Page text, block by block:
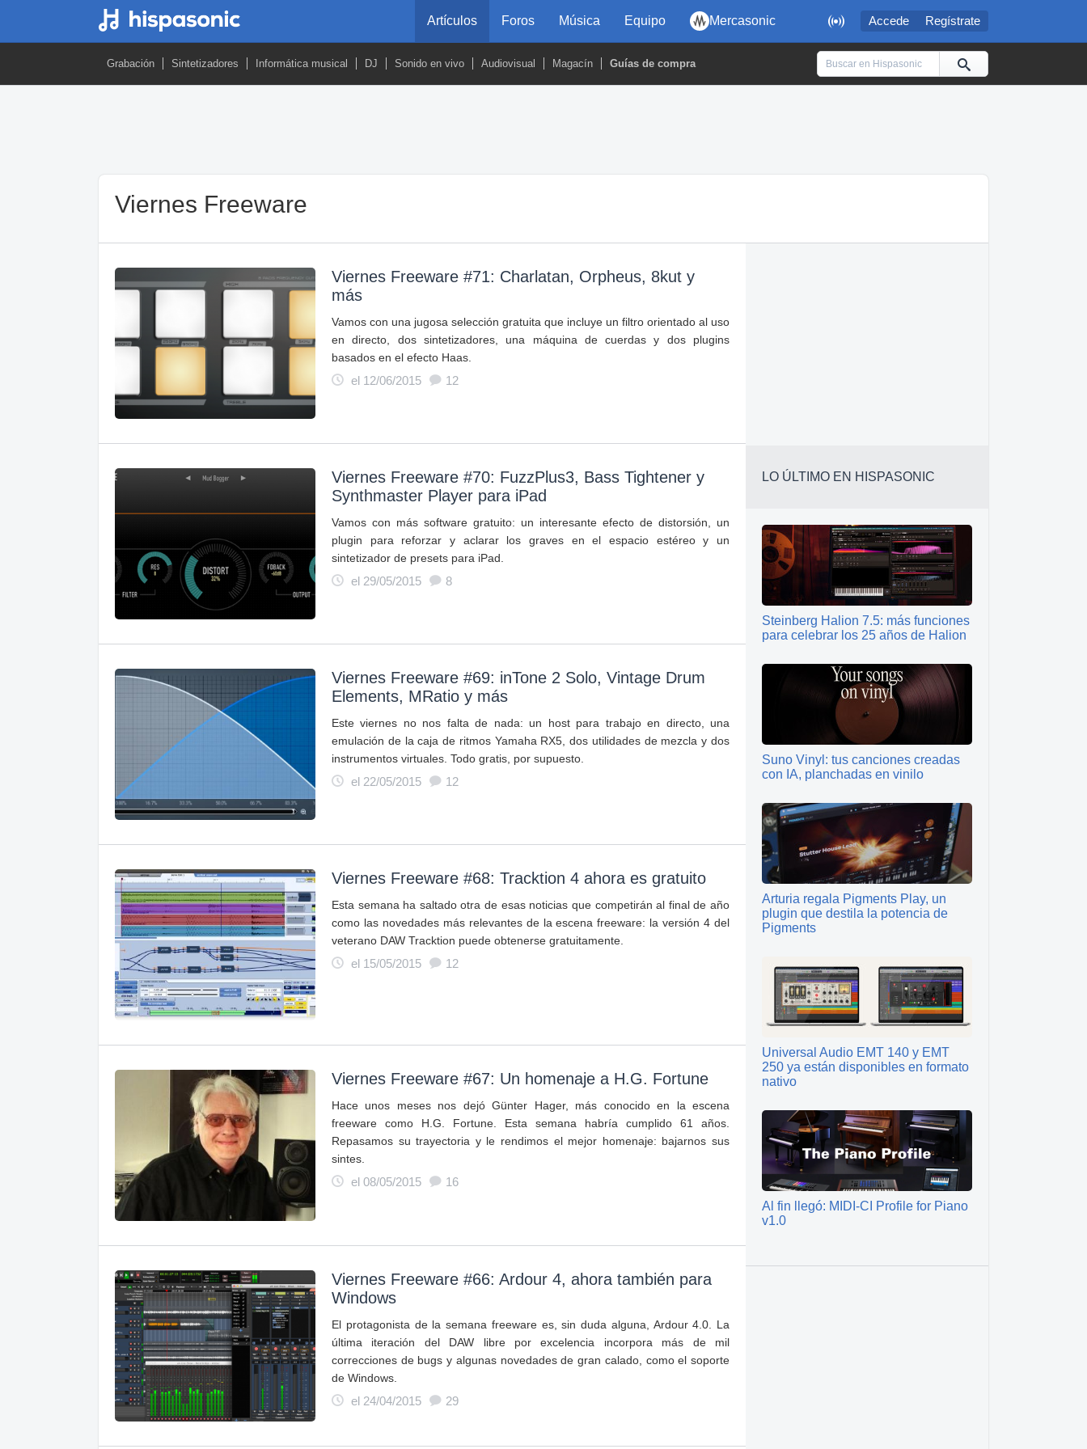
 Accede Regístrate
Artículos Foros Música Equipo Mercasonic
Grabación Sintetizadores Informática musical DJ Sonido en vivo Audiovisual Magacín Guías de compra
Viernes Freeware
Viernes Freeware #71: Charlatan, Orpheus, 8kut y
más
Vamos con una jugosa selección gratuita que incluye un filtro orientado al uso
en directo, dos sintetizadores, una máquina de cuerdas y dos plugins
basados en el efecto Haas.
el 12/06/2015
12
Viernes Freeware #70: FuzzPlus3, Bass Tightener y
Synthmaster Player para iPad
Vamos con más software gratuito: un interesante efecto de distorsión, un
plugin para reforzar y aclarar los graves en el espacio estéreo y un
sintetizador de presets para iPad.
el 29/05/2015
8
Viernes Freeware #69: inTone 2 Solo, Vintage Drum
Elements, MRatio y más
Este viernes no nos falta de nada: un host para trabajo en directo, una
emulación de la caja de ritmos Yamaha RX5, dos utilidades de mezcla y dos
instrumentos virtuales. Todo gratis, por supuesto.
el 22/05/2015
12
Viernes Freeware #68: Tracktion 4 ahora es gratuito
Esta semana ha saltado otra de esas noticias que competirán al final de año
como las novedades más relevantes de la escena freeware: la versión 4 del
veterano DAW Tracktion puede obtenerse gratuitamente.
el 15/05/2015
12
Viernes Freeware #67: Un homenaje a H.G. Fortune
Hace unos meses nos dejó Günter Hager, más conocido en la escena
freeware como H.G. Fortune. Esta semana habría cumplido 61 años.
Repasamos su trayectoria y le rendimos el mejor homenaje: bajarnos sus
sintes.
el 08/05/2015
16
Viernes Freeware #66: Ardour 4, ahora también para
Windows
El protagonista de la semana freeware es, sin duda alguna, Ardour 4.0. La
última iteración del DAW libre por excelencia incorpora más de mil
correcciones de bugs y algunas novedades de gran calado, como el soporte
de Windows.
el 24/04/2015
29
LO ÚLTIMO EN HISPASONIC
Steinberg Halion 7.5: más funciones
para celebrar los 25 años de Halion
Suno Vinyl: tus canciones creadas
con IA, planchadas en vinilo
Arturia regala Pigments Play, un
plugin que destila la potencia de
Pigments
Universal Audio EMT 140 y EMT
250 ya están disponibles en formato
nativo
Al fin llegó: MIDI-CI Profile for Piano
v1.0